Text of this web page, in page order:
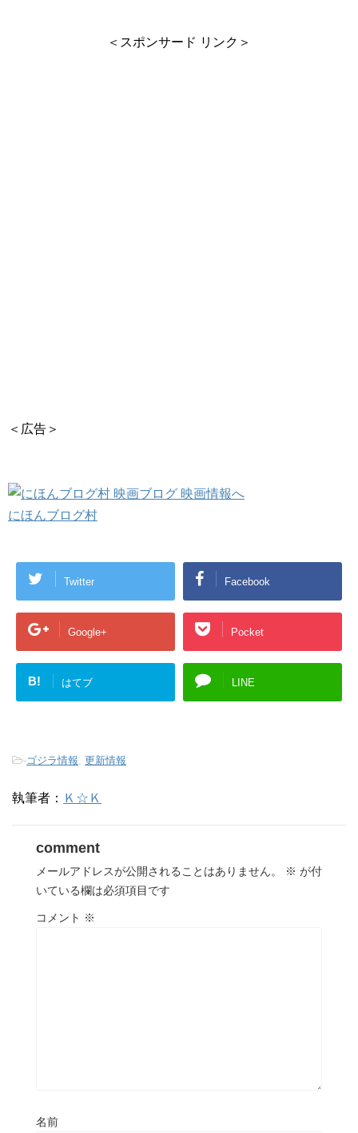
＜スポンサード リンク＞
＜広告＞
にほんブログ村
Twitter Facebook
Google+ Pocket
B! はてブ LINE
-ゴジラ情報, 更新情報
執筆者： Ｋ☆Ｋ
comment
メールアドレスが公開されることはありません。 ※ が付
いている欄は必須項目です
コメント ※
名前